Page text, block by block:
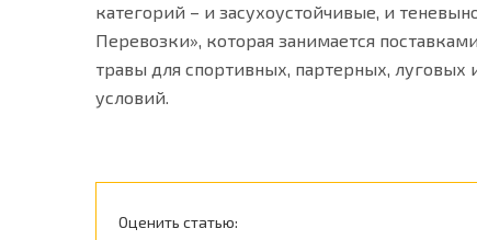
категорий – и засухоустойчивые, и
Перевозки», которая занимается
травы для спортивных, партерных, луговых
условий.
Оценить статью: